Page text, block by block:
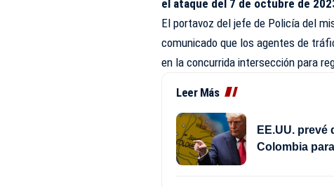
el ataque del 7 de octubre de
El portavoz del jefe de Policía del
comunicado que los agentes de
en la concurrida intersección para
Leer Más
EE.UU. prevé
Colombia